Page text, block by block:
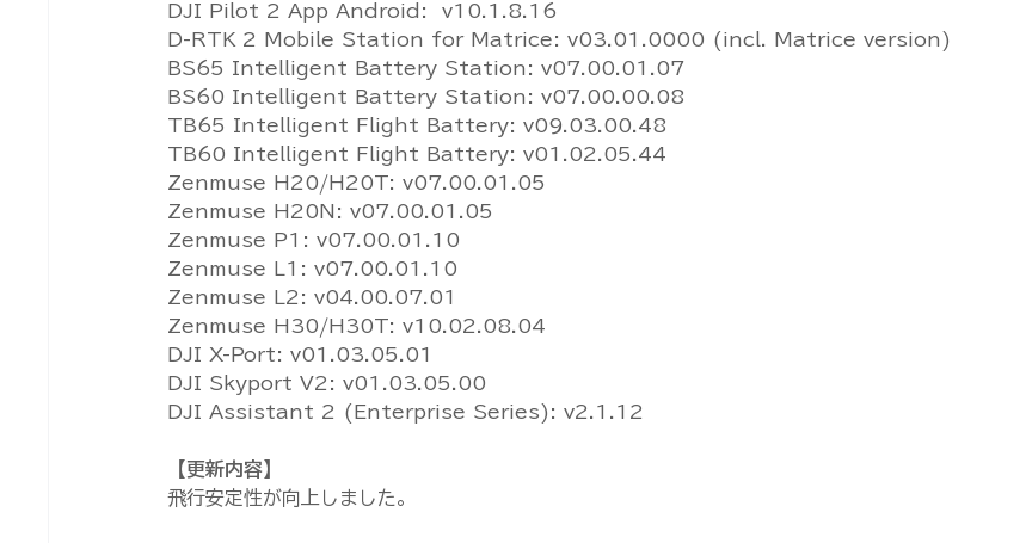
DJI Pilot 2 App Android:  v10.1.8.16
D-RTK 2 Mobile Station for Matrice: v03.01.0000 (incl. Matrice version)
BS65 Intelligent Battery Station: v07.00.01.07
BS60 Intelligent Battery Station: v07.00.00.08
TB65 Intelligent Flight Battery: v09.03.00.48
TB60 Intelligent Flight Battery: v01.02.05.44
Zenmuse H20/H20T: v07.00.01.05
Zenmuse H20N: v07.00.01.05
Zenmuse P1: v07.00.01.10
Zenmuse L1: v07.00.01.10
Zenmuse L2: v04.00.07.01
Zenmuse H30/H30T: v10.02.08.04
DJI X-Port: v01.03.05.01
DJI Skyport V2: v01.03.05.00
DJI Assistant 2 (Enterprise Series): v2.1.12
【更新内容】
飛行安定性が向上しました。